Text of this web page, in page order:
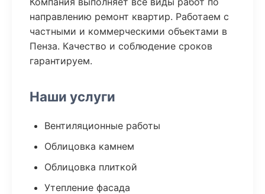
направлению ремонт квартир. Работаем с
частными и коммерческими объектами в
Пенза. Качество и соблюдение сроков
гарантируем.
Наши услуги
Вентиляционные работы
Облицовка камнем
Облицовка плиткой
Утепление фасада